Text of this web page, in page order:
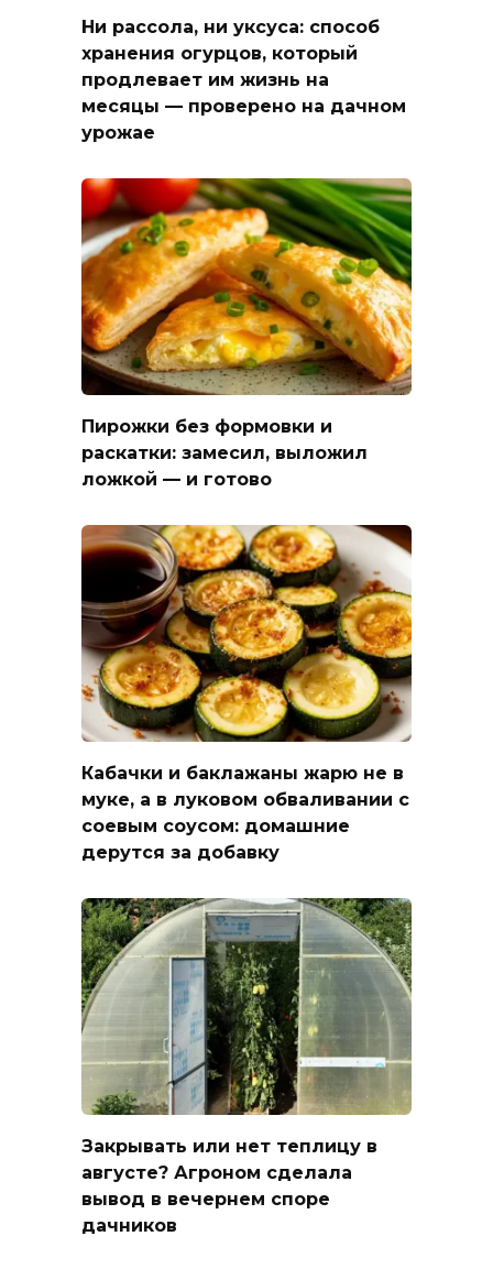
Ни рассола, ни уксуса: способ
хранения огурцов, который
продлевает им жизнь на
месяцы — проверено на дачном
урожае
Пирожки без формовки и
раскатки: замесил, выложил
ложкой — и готово
Кабачки и баклажаны жарю не в
муке, а в луковом обваливании с
соевым соусом: домашние
дерутся за добавку
Закрывать или нет теплицу в
августе? Агроном сделала
вывод в вечернем споре
дачников